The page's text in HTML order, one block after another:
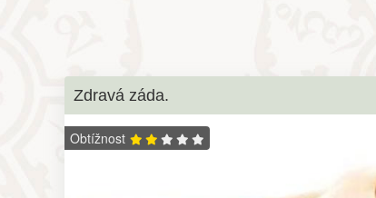
Zdravá záda.
Obtížnost